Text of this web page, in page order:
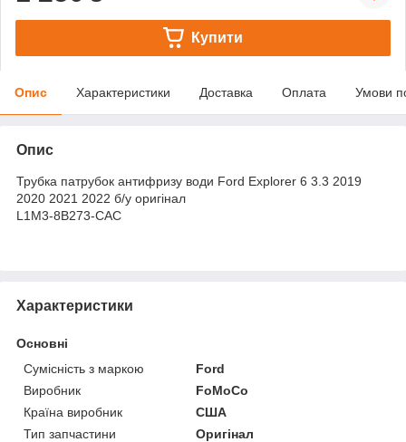
Купити
Опис Характеристики Доставка Оплата Умови
Опис
Трубка патрубок антифризу води Ford Explorer 6 3.3 2019
2020 2021 2022 б/у оригінал
L1M3-8B273-CAC
Характеристики
Основні
Сумісність з маркою
Ford
Виробник
FoMoCo
Країна виробник
США
Тип запчастини
Оригінал